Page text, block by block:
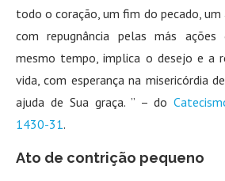
todo o coração, um fim do pecado,
com repugnância pelas más ações
mesmo tempo, implica o desejo e a
vida, com esperança na misericórdia
ajuda de Sua graça. ” – do
1430-31.
Ato de contrição pequeno